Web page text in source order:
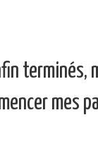
terminés,
mes